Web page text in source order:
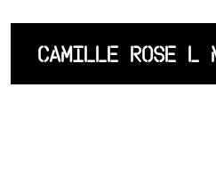
ACCUEIL
LISTE DES
CAMILLE ROSE L